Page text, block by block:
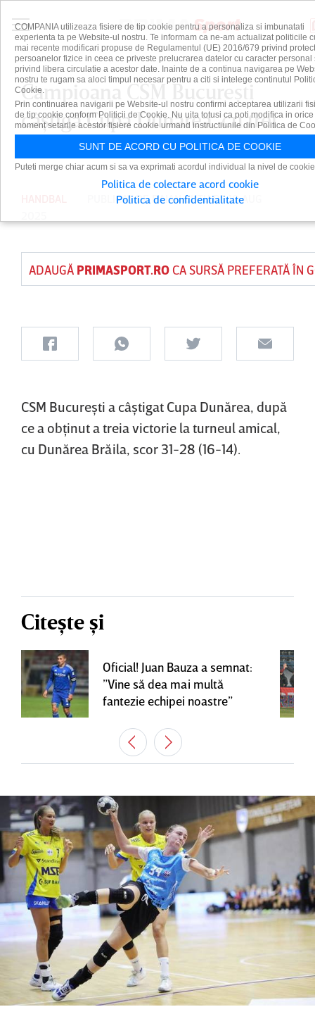
Campioana CSM Bucureşti
câştigă Cupa Dunărea, cu trei
victorii
PUBLICAT DE DAIAN CUTUPE 10 AUG
ADAUGĂ PRIMASPORT.ROCA SURSĂ PREFERATĂ ÎN
CSM Bucureşti a câştigat Cupa Dunărea, după
ce a obţinut a treia victorie la turneul amical,
cu Dunărea Brăila, scor 31-28 (16-14).
Citește și
Oficial! Juan Bauza a semnat:
”Vine să dea mai multă
fantezie echipei noastre”
COMPANIA utilizeaza fisiere de tip cookie pentru a personaliza si imbunatati
experienta ta pe Website-ul nostru. Te informam ca ne-am actualizat politicile
mai recente modificari propuse de Regulamentul (UE) 2016/679 privind
persoanelor fizice in ceea ce priveste prelucrarea datelor cu caracter personal
privind libera circulatie a acestor date. Inainte de a continua navigarea pe
nostru te rugam sa aloci timpul necesar pentru a citi si intelege continutul
Cookie.
Prin continuarea navigarii pe Website-ul nostru confirmi acceptarea utilizarii
de tip cookie conform Politicii de Cookie. Nu uita totusi ca poti modifica in orice
moment setarile acestor fisiere cookie urmand instructiunile din Politica de
SUNT DE ACORD CU POLITICA DE COOKIE
Puteti merge chiar acum si sa va exprimati acordul individual la nivel de
Politica de colectare acord cookie
Politica de confidentialitate